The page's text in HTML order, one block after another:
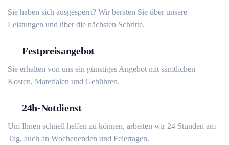
Sie haben sich ausgesperrt? Wir beraten Sie über unsere
Leistungen und über die nächsten Schritte.
Festpreisangebot
Sie erhalten von uns ein günstiges Angebot mit sämtlichen
Kosten, Materialen und Gebühren.
24h-Notdienst
Um Ihnen schnell helfen zu können, arbeiten wir 24 Stunden am
Tag, auch an Wochenenden und Feiertagen.